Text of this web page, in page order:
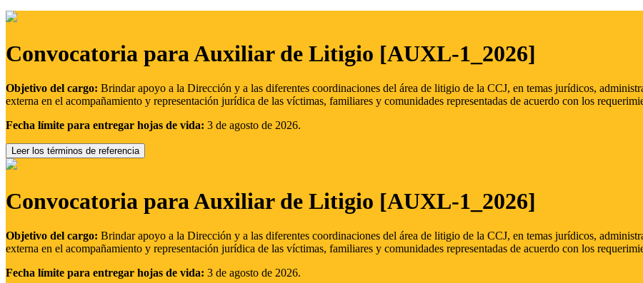
Convocatoria para Auxiliar de Litigio [AUXL-1_2026]
Objetivo del cargo: Brindar apoyo a la Dirección y a las diferentes coordinaciones del área de litigio de la CCJ, en temas jurídicos,
externa en el acompañamiento y representación jurídica de las víctimas, familiares y comunidades representadas de acuerdo con los
Fecha límite para entregar hojas de vida: 3 de agosto de 2026.
Leer los términos de referencia
Convocatoria para Auxiliar de Litigio [AUXL-1_2026]
Objetivo del cargo: Brindar apoyo a la Dirección y a las diferentes coordinaciones del área de litigio de la CCJ, en temas jurídicos,
externa en el acompañamiento y representación jurídica de las víctimas, familiares y comunidades representadas de acuerdo con los
Fecha límite para entregar hojas de vida: 3 de agosto de 2026.